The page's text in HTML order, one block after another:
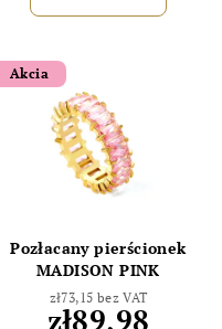
Akcia
Pozłacany pierścionek
MADISON PINK
zł73,15 bez VAT
zł89,98